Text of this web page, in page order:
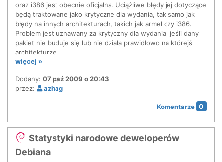
oraz i386 jest obecnie oficjalna. Uciążliwe błędy jej dotyczące
będą traktowane jako krytyczne dla wydania, tak samo jak
błędy na innych architekturach, takich jak armel czy i386.
Problem jest uznawany za krytyczny dla wydania, jeśli dany
pakiet nie buduje się lub nie działa prawidłowo na którejś
architekturze.
więcej »
Dodany: 07 paź 2009 o 20:43
przez:
azhag
Komentarze 0
Statystyki narodowe deweloperów
Debiana